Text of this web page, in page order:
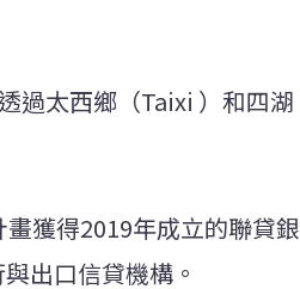
過太西鄉（Taixi ）和四湖
獲得2019年成立的聯貸銀
出口信貸機構。